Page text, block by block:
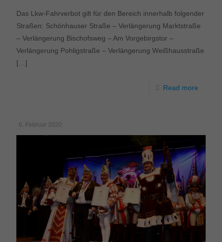
Das Lkw-Fahrverbot gilt für den Bereich innerhalb folgender
Straßen: Schönhauser Straße – Verlängerung Marktstraße
– Verlängerung Bischofsweg – Am Vorgebirgstor –
Verlängerung Pohligstraße – Verlängerung Weißhausstraße
[…]
Read more
6. Februar 2020